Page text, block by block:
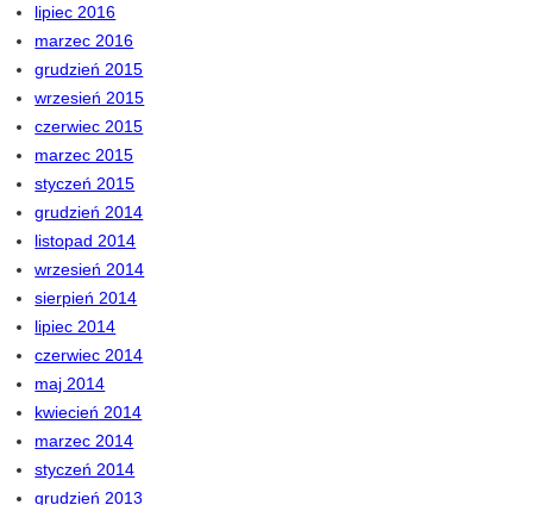
lipiec 2016
marzec 2016
grudzień 2015
wrzesień 2015
czerwiec 2015
marzec 2015
styczeń 2015
grudzień 2014
listopad 2014
wrzesień 2014
sierpień 2014
lipiec 2014
czerwiec 2014
maj 2014
kwiecień 2014
marzec 2014
styczeń 2014
grudzień 2013